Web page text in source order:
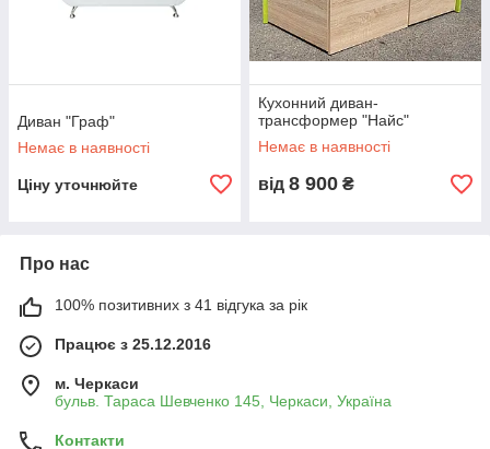
Диван "Граф"
Немає в наявності
Ціну уточнюйте
Кухонний диван-
трансформер "Найс"
Немає в наявності
від 8 900 ₴
Про нас
100% позитивних з 41 відгука за рік
Працює з 25.12.2016
м. Черкаси
бульв. Тараса Шевченко 145, Черкаси, Україна
Контакти